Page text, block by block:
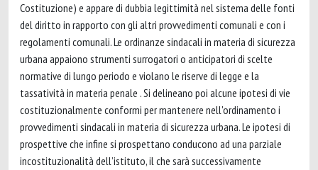
Costituzione) e appare di dubbia legittimità nel sistema delle fonti
del diritto in rapporto con gli altri provvedimenti comunali e con i
regolamenti comunali. Le ordinanze sindacali in materia di sicurezza
urbana appaiono strumenti surrogatori o anticipatori di scelte
normative di lungo periodo e violano le riserve di legge e la
tassatività in materia penale . Si delineano poi alcune ipotesi di vie
costituzionalmente conformi per mantenere nell'ordinamento i
provvedimenti sindacali in materia di sicurezza urbana. Le ipotesi di
prospettive che infine si prospettano conducono ad una parziale
incostituzionalità dell’istituto, il che sarà successivamente